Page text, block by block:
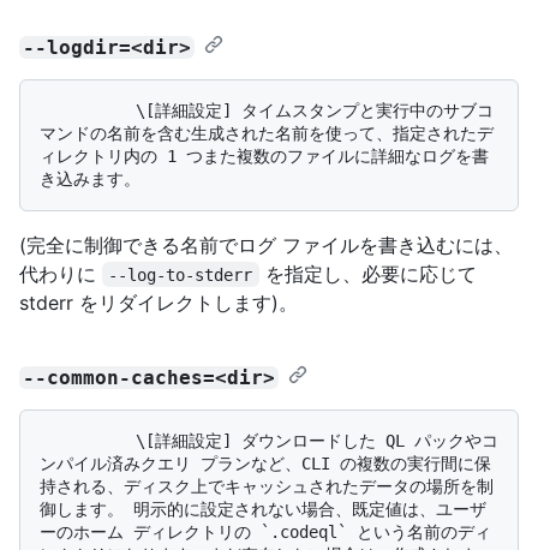
--logdir=<dir>
マンドの名前を含む生成された名前を使って、指定されたデ
ィレクトリ内の 1 つまた複数のファイルに詳細なログを書
(完全に制御できる名前でログ ファイルを書き込むには、
代わりに
--log-to-stderr
を指定し、必要に応じて
stderr をリダイレクトします)。
--common-caches=<dir>
ンパイル済みクエリ プランなど、CLI の複数の実行間に保
持される、ディスク上でキャッシュされたデータの場所を制
御します。 明示的に設定されない場合、既定値は、ユーザ
ーのホーム ディレクトリの `.codeql` という名前のディ